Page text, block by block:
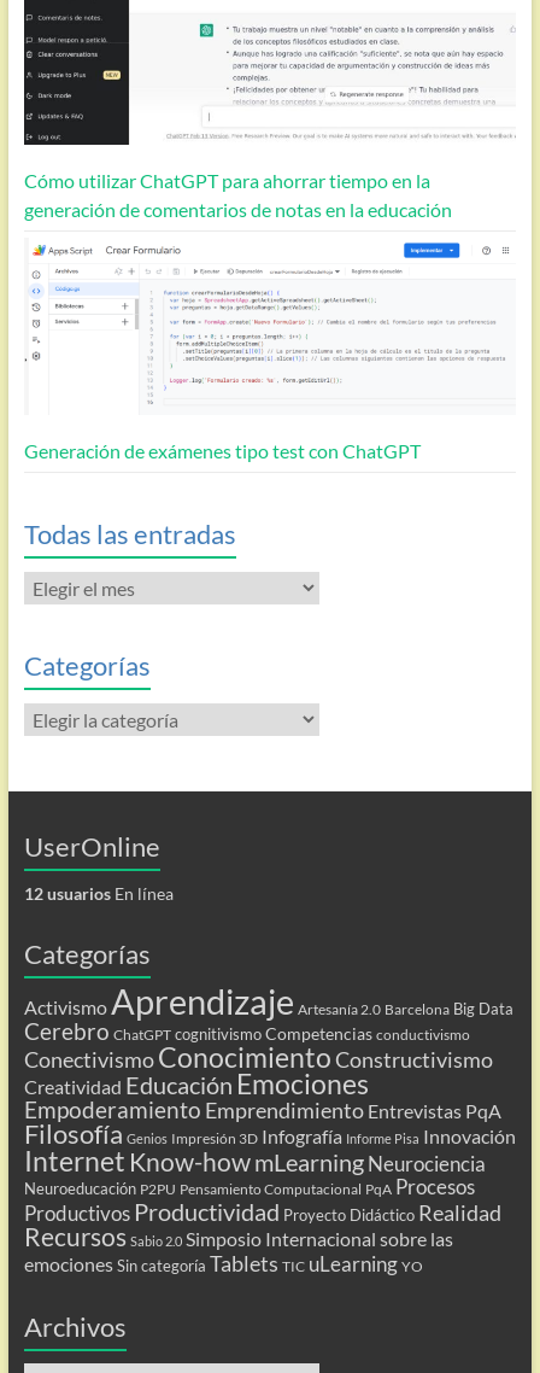
Cómo utilizar ChatGPT para ahorrar tiempo en la
generación de comentarios de notas en la educación
Generación de exámenes tipo test con ChatGPT
Todas las entradas
Todas
las
Categorías
Categorías
UserOnline
12 usuariosEn línea
Categorías
Activismo Aprendizaje Artesanía 2.0 Barcelona Big Data
Cerebro ChatGPT cognitivismo Competencias conductivismo
ConectivismoConocimientoConstructivismo
Creatividad Educación Emociones
Empoderamiento Emprendimiento Entrevistas PqA
Filosofía Genios Impresión 3D Infografía Informe Pisa Innovación
Internet Know-howmLearning Neurociencia
Neuroeducación P2PU Pensamiento Computacional PqA Procesos
Productivos Productividad Proyecto Didáctico Realidad
Recursos Sabio 2.0 Simposio Internacional sobre las
emociones Sin categoría Tablets TIC uLearning YO
Archivos